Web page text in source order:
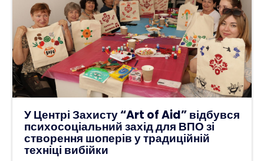
У Центрі Захисту “Art of Aid” відбувся
психосоціальний захід для ВПО зі
створення шоперів у традиційній
техніці вибійки